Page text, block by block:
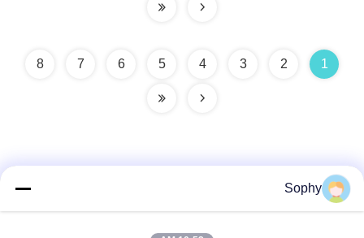
1
2
3
4
5
6
7
8
Sophy